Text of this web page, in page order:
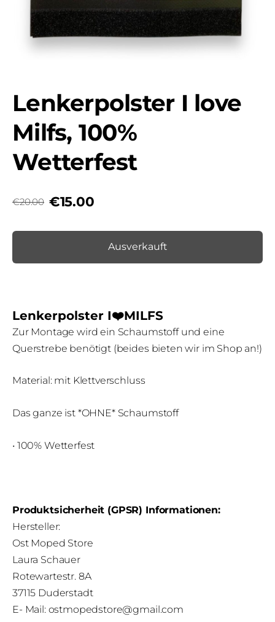
Lenkerpolster I love
Milfs, 100%
Wetterfest
€20.00 €15.00
Ausverkauft
Lenkerpolster I❤️MILFS
Zur Montage wird ein Schaumstoff und eine
Querstrebe benötigt (beides bieten wir im Shop an!)
Material: mit Klettverschluss
Das ganze ist *OHNE* Schaumstoff
• 100% Wetterfest
Produktsicherheit (GPSR) Informationen:
Hersteller:
Ost Moped Store
Laura Schauer
Rotewartestr. 8A
37115 Duderstadt
E- Mail: ostmopedstore@gmail.com